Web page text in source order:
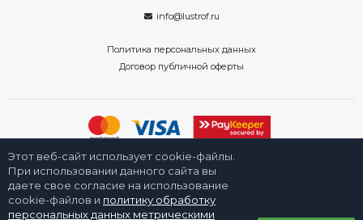
info@lustrof.ru
Политика персональных данных
Договор публичной оферты
2008-2026 © Интернет-магазин «Люстроф» в Новосибирске - приборы
освещения для дома и улицы. Все права защищены.
Этот веб-сайт использует cookie-файлы.
При использовании данного сайта вы
даете свое согласие на использование
cookie-файлов и политику обработку
персональных данных метрическими